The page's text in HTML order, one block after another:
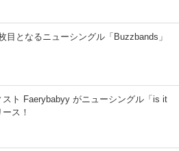
目となるニューシングル「Buzzbands」
スト Faerybabyy がニューシングル「is it
ス！